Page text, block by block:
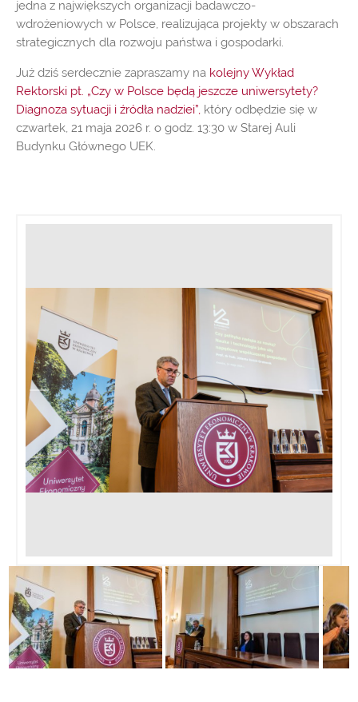
jedna z największych organizacji badawczo-
wdrożeniowych w Polsce, realizująca projekty w obszarach
strategicznych dla rozwoju państwa i gospodarki.
Już dziś serdecznie zapraszamy na kolejny Wykład
Rektorski pt. „Czy w Polsce będą jeszcze uniwersytety?
Diagnoza sytuacji i źródła nadziei”, który odbędzie się w
czwartek, 21 maja 2026 r. o godz. 13:30 w Starej Auli
Budynku Głównego UEK.